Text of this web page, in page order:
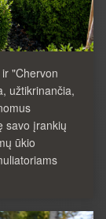
"Chervon
užtikrinančia,
savo įrankių
ūkio